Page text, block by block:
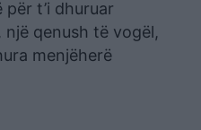
t’i dhuruar
qenush të vogël,
menjëherë